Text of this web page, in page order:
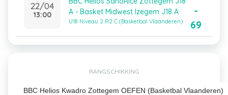
22/04
13:00
A - Basket Midwest Izegem J18 A
U18 Niveau 2 R2 C (Basketbal Vlaanderen)
-
69
RANGSCHIKKING
BBC Helios Kwadro Zottegem OEFEN (Basketbal Vlaanderen)